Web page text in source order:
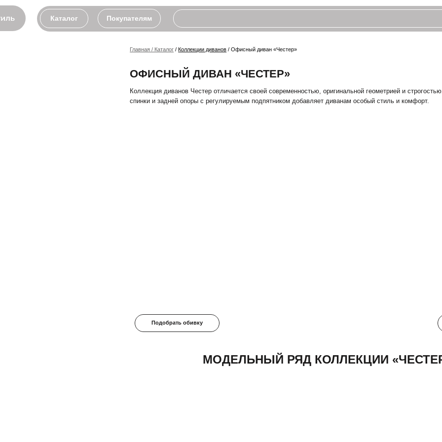
Каталог Покупателям
ОФИСНЫЙ ДИВАН «ЧЕСТЕР»
Коллекция диванов Честер отличается своей современностью, оригинальной геометрией и строгостью. Особенность в
спинки и задней опоры с регулируемым подпятником добавляет диванам особый стиль и комфорт.
МОДЕЛЬНЫЙ РЯД КОЛЛЕКЦИИ